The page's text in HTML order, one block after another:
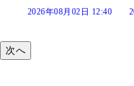
02日 12:40 2026年08月02日
次へ